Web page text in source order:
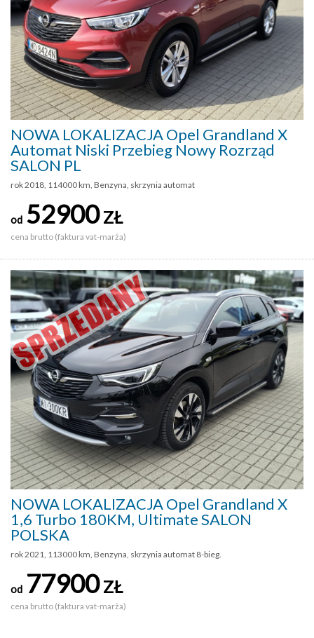
NOWA LOKALIZACJA Opel Grandland X
Automat Niski Przebieg Nowy Rozrząd
SALON PL
rok 2018, 114000 km, Benzyna, skrzynia automat
od 52900ZŁ
cena brutto (faktura vat-marża)
NOWA LOKALIZACJA Opel Grandland X
1,6 Turbo 180KM, Ultimate SALON
POLSKA
rok 2021, 113000 km, Benzyna, skrzynia automat 8-bieg.
od 77900ZŁ
cena brutto (faktura vat-marża)